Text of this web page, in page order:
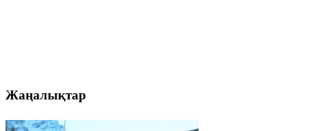
Жаңалықтар